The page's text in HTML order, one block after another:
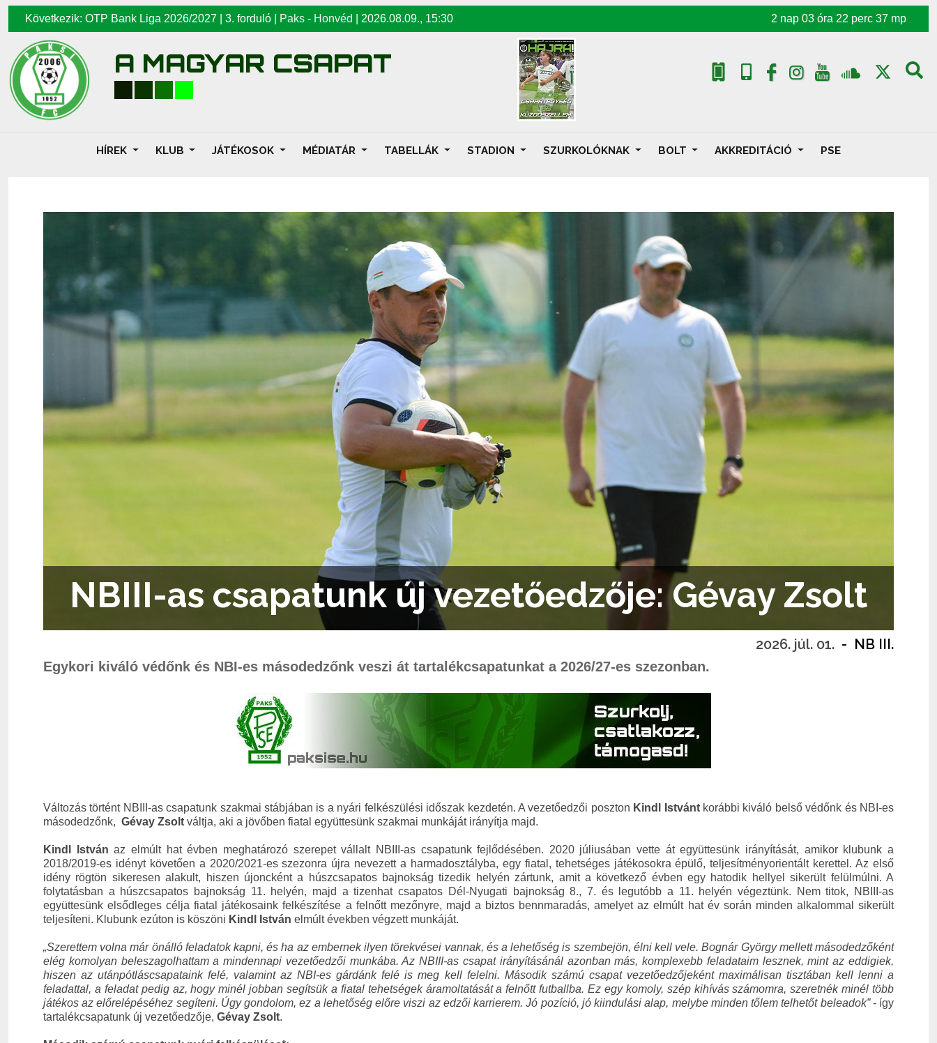
Következik: OTP Bank Liga 2026/2027 | 3. forduló | Paks - Honvéd 2026.08.09., 15:30 2 nap 03 óra 22 perc 35 mp
A MAGYAR CSAPAT
HÍREK KLUB JÁTÉKOSOK MÉDIATÁR TABELLÁK STADION SZURKOLÓKNAK BOLT AKKREDITÁCIÓ PSE
NBIII-as csapatunk új vezetőedzője: Gévay Zsolt
2026. júl. 01. - NB III.
Egykori kiváló védőnk és NBI-es másodedzőnk veszi át tartalékcsapatunkat a 2026/27-es szezonban.
Változás történt NBIII-as csapatunk szakmai stábjában is a nyári felkészülési időszak kezdetén. A vezetőedzői poszton Kindl Istvántkorábbi kiváló belső védőnk és NBI-es
másodedzőnk, Gévay Zsolt váltja, aki a jövőben fiatal együttesünk szakmai munkáját irányítja majd.
Kindl István az elmúlt hat évben meghatározó szerepet vállalt NBIII-as csapatunk fejlődésében. 2020 júliusában vette át együttesünk irányítását, amikor klubunk a
2018/2019-es idényt követően a 2020/2021-es szezonra újra nevezett a harmadosztályba, egy fiatal, tehetséges játékosokra épülő, teljesítményorientált kerettel. Az első
idény rögtön sikeresen alakult, hiszen újoncként a húszcsapatos bajnokság tizedik helyén zártunk, amit a következő évben egy hatodik hellyel sikerült felülmúlni. A
folytatásban a húszcsapatos bajnokság 11. helyén, majd a tizenhat csapatos Dél-Nyugati bajnokság 8., 7. és legutóbb a 11. helyén végeztünk.
Nem titok, NBIII-as
együttesünk elsődleges célja fiatal játékosaink felkészítése a felnőtt mezőnyre, majd a biztos bennmaradás, amelyet az elmúlt hat év során minden alkalommal sikerült
teljesíteni. Klubunk ezúton is köszöni Kindl István elmúlt években végzett munkáját.
„Szerettem volna már önálló feladatok kapni, és ha az embernek ilyen törekvései vannak, és a lehetőség is szembejön, élni kell vele. Bognár György mellett másodedzőként
elég komolyan beleszagolhattam a mindennapi vezetőedzői munkába. Az NBIII-as csapat irányításánál azonban más, komplexebb feladataim lesznek, mint az eddigiek,
hiszen az utánpótláscsapataink felé, valamint az NBI-es gárdánk felé is meg kell felelni. Második számú csapat vezetőedzőjeként maximálisan tisztában kell lenni a
feladattal, a feladat pedig az, hogy minél jobban segítsük a fiatal tehetségek áramoltatását a felnőtt futballba. Ez egy komoly, szép kihívás számomra, szeretnék minél több
játékos az előrelépéséhez segíteni. Úgy gondolom, ez a lehetőség előre viszi az edzői karrierem. Jó pozíció, jó kiindulási alap, melybe minden tőlem telhetőt beleadok”- így
tartalékcsapatunk új vezetőedzője, Gévay Zsolt.